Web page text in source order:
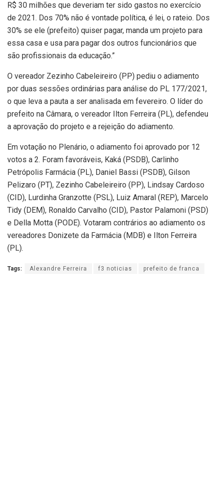
R$ 30 milhões que deveriam ter sido gastos no exercício
de 2021. Dos 70% não é vontade política, é lei, o rateio. Dos
30% se ele (prefeito) quiser pagar, manda um projeto para
essa casa e usa para pagar dos outros funcionários que
são profissionais da educação.”
O vereador Zezinho Cabeleireiro (PP) pediu o adiamento
por duas sessões ordinárias para análise do PL 177/2021,
o que leva a pauta a ser analisada em fevereiro. O líder do
prefeito na Câmara, o vereador Ilton Ferreira (PL), defendeu
a aprovação do projeto e a rejeição do adiamento.
Em votação no Plenário, o adiamento foi aprovado por 12
votos a 2. Foram favoráveis, Kaká (PSDB), Carlinho
Petrópolis Farmácia (PL), Daniel Bassi (PSDB), Gilson
Pelizaro (PT), Zezinho Cabeleireiro (PP), Lindsay Cardoso
(CID), Lurdinha Granzotte (PSL), Luiz Amaral (REP), Marcelo
Tidy (DEM), Ronaldo Carvalho (CID), Pastor Palamoni (PSD)
e Della Motta (PODE). Votaram contrários ao adiamento os
vereadores Donizete da Farmácia (MDB) e Ilton Ferreira
(PL).
Tags: Alexandre Ferreira f3 noticias prefeito de franca